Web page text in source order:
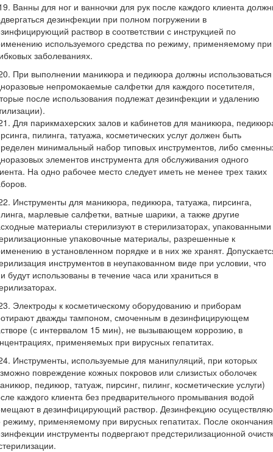
Ванны для ног и ванночки для рук после каждого клиента
дезинфекции при полном погружении в
раствор в соответствии с инструкцией по
используемого средства по режиму, применяемому при
заболеваниях.
При выполнении маникюра и педикюра должны использоваться
непромокаемые салфетки для каждого посетителя,
после использования подлежат дезинфекции и удалению
Для парикмахерских залов и кабинетов для маникюра,
пилинга, татуажа, косметических услуг должен быть
минимальный набор типовых инструментов, либо
элементов инструмента для обслуживания одного
На одно рабочее место следует иметь не менее трех таких
Инструменты для маникюра, педикюра, татуажа, пирсинга,
марлевые салфетки, ватные шарики, а также другие
материалы стерилизуют в стерилизаторах, упакованными
упаковочные материалы, разрешенные к
в установленном порядке и в них же хранят.
инструментов в неупакованном виде при условии, что
будут использованы в течение часа или храниться в
Электроды к косметическому оборудованию и приборам
дважды тампоном, смоченным в дезинфицирующем
(с интервалом 15 мин), не вызывающем коррозию, в
применяемых при вирусных гепатитах.
Инструменты, используемые для манипуляций, при которых
повреждение кожных покровов или слизистых оболочек
педикюр, татуаж, пирсинг, пилинг, косметические услуги)
каждого клиента без предварительного промывания водой
в дезинфицирующий раствор. Дезинфекцию
режиму, применяемому при вирусных гепатитах. После окончания
инструменты подвергают предстерилизационной